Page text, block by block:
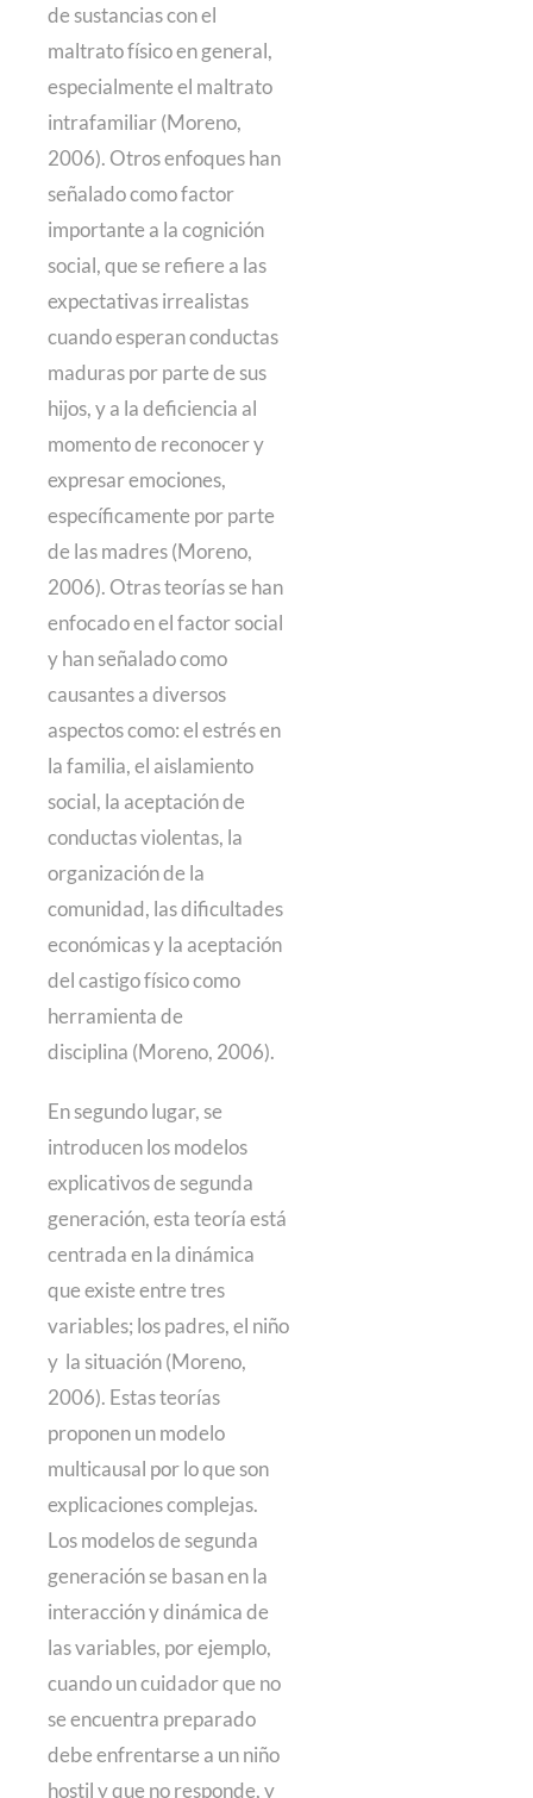
de sustancias con el
maltrato físico en general,
especialmente el maltrato
intrafamiliar (Moreno,
2006). Otros enfoques han
señalado como factor
importante a la cognición
social, que se refiere a las
expectativas irrealistas
cuando esperan conductas
maduras por parte de sus
hijos, y a la deficiencia al
momento de reconocer y
expresar emociones,
específicamente por parte
de las madres (Moreno,
2006). Otras teorías se han
enfocado en el factor social
y han señalado como
causantes a diversos
aspectos como: el estrés en
la familia, el aislamiento
social, la aceptación de
conductas violentas, la
organización de la
comunidad, las dificultades
económicas y la aceptación
del castigo físico como
herramienta de
disciplina (Moreno, 2006).
En segundo lugar, se
introducen los modelos
explicativos de segunda
generación, esta teoría está
centrada en la dinámica
que existe entre tres
variables; los padres, el niño
y la situación (Moreno,
2006). Estas teorías
proponen un modelo
multicausal por lo que son
explicaciones complejas.
Los modelos de segunda
generación se basan en la
interacción y dinámica de
las variables, por ejemplo,
cuando un cuidador que no
se encuentra preparado
debe enfrentarse a un niño
hostil y que no responde, y